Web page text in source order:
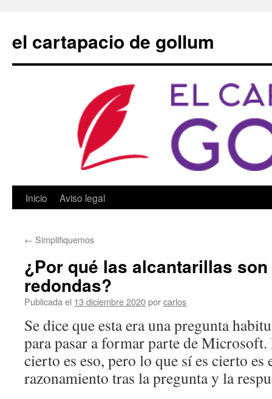
contenido
el cartapacio de gollum
Inicio Aviso legal
← Simplifiquemos
¿Por qué las alcantarillas
redondas?
Publicada el 13 diciembre 2020porcarlos
Se dice que esta era una pregunta
para pasar a formar parte de Microsoft.
cierto es eso, pero lo que sí es cierto es
razonamiento tras la pregunta y la